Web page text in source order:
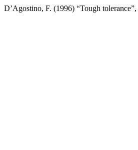
D’Agostino, F. (1996) “Tough tolerance”,